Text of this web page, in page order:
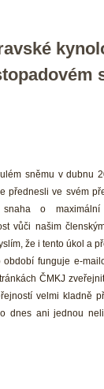
sněmu v dubnu
přednesli ve svém
o maximální
vůči našim
že i tento úkol a
funguje e-
ČMKJ
velmi kladně
dnes ani jednou